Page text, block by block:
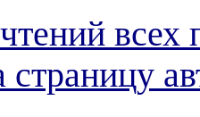
всех
страницу